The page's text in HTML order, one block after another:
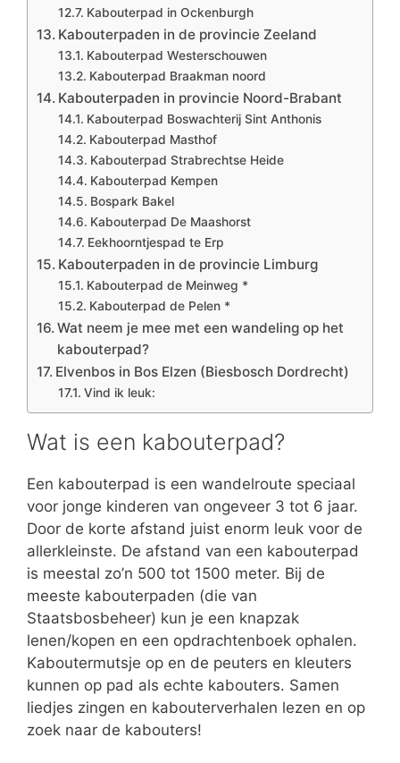
Kabouterpad in Ockenburgh
Kabouterpaden in de provincie Zeeland
Kabouterpad Westerschouwen
Kabouterpad Braakman noord
Kabouterpaden in provincie Noord-Brabant
Kabouterpad Boswachterij Sint Anthonis
Kabouterpad Masthof
Kabouterpad Strabrechtse Heide
Kabouterpad Kempen
Bospark Bakel
Kabouterpad De Maashorst
Eekhoorntjespad te Erp
Kabouterpaden in de provincie Limburg
Kabouterpad de Meinweg *
Kabouterpad de Pelen *
Wat neem je mee met een wandeling op het
kabouterpad?
Elvenbos in Bos Elzen (Biesbosch Dordrecht)
Vind ik leuk:
Wat is een kabouterpad?
Een kabouterpad is een wandelroute speciaal
voor jonge kinderen van ongeveer 3 tot 6 jaar.
Door de korte afstand juist enorm leuk voor de
allerkleinste. De afstand van een kabouterpad
is meestal zo’n 500 tot 1500 meter. Bij de
meeste kabouterpaden (die van
Staatsbosbeheer) kun je een knapzak
lenen/kopen en een opdrachtenboek ophalen.
Kaboutermutsje op en de peuters en kleuters
kunnen op pad als echte kabouters. Samen
liedjes zingen en kabouterverhalen lezen en op
zoek naar de kabouters!